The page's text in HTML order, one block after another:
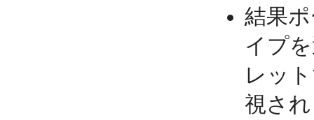
結果
イプ
レッ
視さ